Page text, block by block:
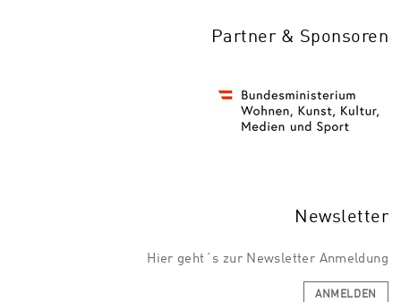
Partner & Sponsoren
Newsletter
Hier geht´s zur Newsletter Anmeldung
ANMELDEN